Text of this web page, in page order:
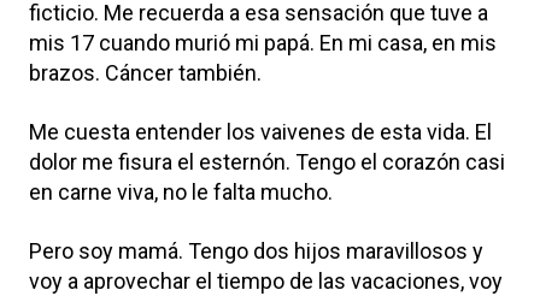
ficticio. Me recuerda a esa sensación que tuve a
mis 17 cuando murió mi papá. En mi casa, en mis
brazos. Cáncer también.
Me cuesta entender los vaivenes de esta vida. El
dolor me fisura el esternón. Tengo el corazón casi
en carne viva, no le falta mucho.
Pero soy mamá. Tengo dos hijos maravillosos y
voy a aprovechar el tiempo de las vacaciones, voy